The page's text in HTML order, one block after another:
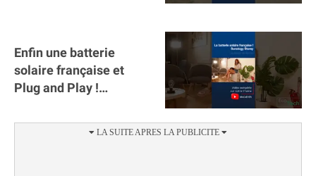
Enfin une batterie
solaire française et
Plug and Play !
#batterie @gosunology